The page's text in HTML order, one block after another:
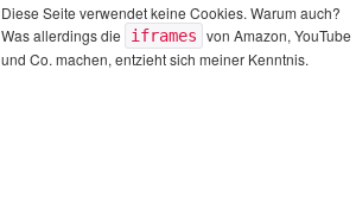
Diese Seite verwendet keine Cookies. Warum auch?
Was allerdings die
iframes von Amazon, YouTube
und Co. machen, entzieht sich meiner Kenntnis.